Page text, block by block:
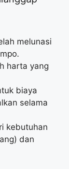
melunasi
harta yang
biaya
selama
kebutuhan
dan